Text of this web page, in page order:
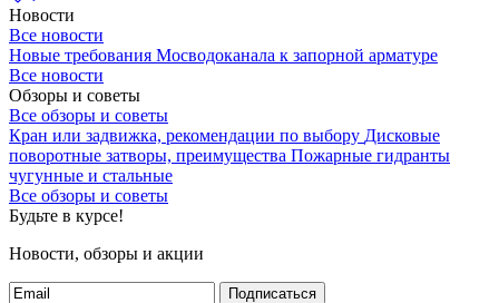
Новости
Все новости
Новые требования Мосводоканала к запорной арматуре
Все новости
Обзоры и советы
Все обзоры и советы
Кран или задвижка, рекомендации по выбору Дисковые
поворотные затворы, преимущества Пожарные гидранты
чугунные и стальные
Все обзоры и советы
Будьте в курсе!
Новости, обзоры и акции
Подписаться